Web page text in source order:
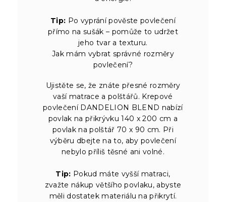
Tip: Po vyprání pověste povlečení
přímo na sušák – pomůže to udržet
jeho tvar a texturu.
Jak mám vybrat správné rozměry
povlečení?
Ujistěte se, že znáte přesné rozměry
vaší matrace a polštářů. Krepové
povlečení DANDELION BLEND nabízí
povlak na přikrývku 140 x 200 cm a
povlak na polštář 70 x 90 cm. Při
výběru dbejte na to, aby povlečení
nebylo příliš těsné ani volné.
Tip: Pokud máte vyšší matraci,
zvažte nákup většího povlaku, abyste
měli dostatek materiálu na přikrytí.